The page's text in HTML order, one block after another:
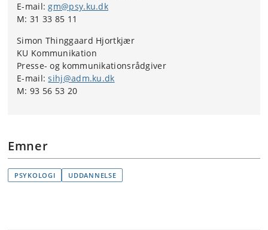
E-mail:gm@psy.ku.dk
M: 31 33 85 11
Simon Thinggaard Hjortkjær
KU Kommunikation
Presse- og kommunikationsrådgiver
E-mail:sihj@adm.ku.dk
M: 93 56 53 20
Emner
PSYKOLOGI UDDANNELSE